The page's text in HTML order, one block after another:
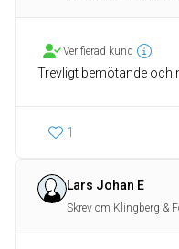
Verifierad kund
Trevligt bemötande och
1
Lars Johan E
Skrev om Klingberg &